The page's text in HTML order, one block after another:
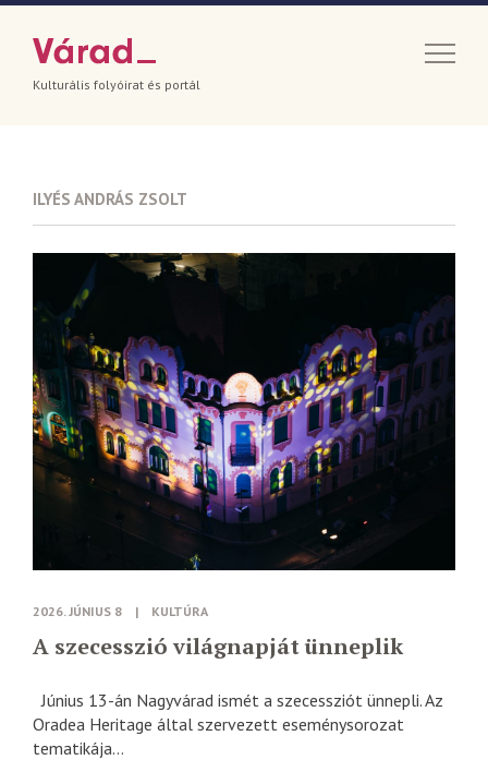
Kulturális folyóirat és portál
ILYÉS ANDRÁS ZSOLT
2026. JÚNIUS 8 | KULTÚRA
A szecesszió világnapját ünneplik
Június 13-án Nagyvárad ismét a szecessziót ünnepli. Az
Oradea Heritage által szervezett eseménysorozat
tematikája...